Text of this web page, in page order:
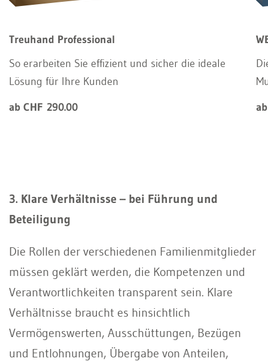
Treuhand Professional
So erarbeiten Sie effizient und sicher die ideale
Lösung für Ihre Kunden
ab CHF 290.00
3. Klare Verhältnisse – bei Führung und
Beteiligung
Die Rollen der verschiedenen Familienmitglieder
müssen geklärt werden, die Kompetenzen und
Verantwortlichkeiten transparent sein. Klare
Verhältnisse braucht es hinsichtlich
Vermögenswerten, Ausschüttungen, Bezügen
und Entlohnungen, Übergabe von Anteilen,